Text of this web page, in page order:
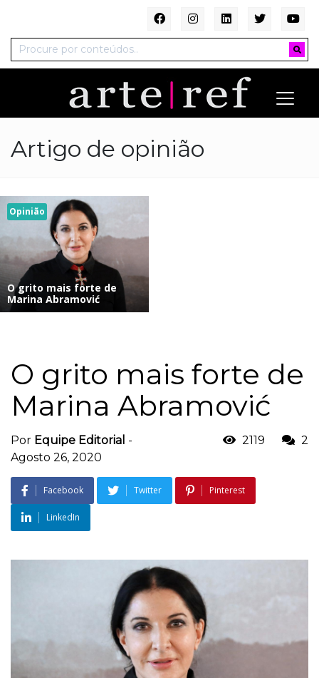
Artigo de opinião
Opinião
O grito mais forte de
Marina Abramović
O grito mais forte de
Marina Abramović
Por Equipe Editorial -
Agosto 26, 2020
2119 2
Facebook Twitter Pinterest
LinkedIn